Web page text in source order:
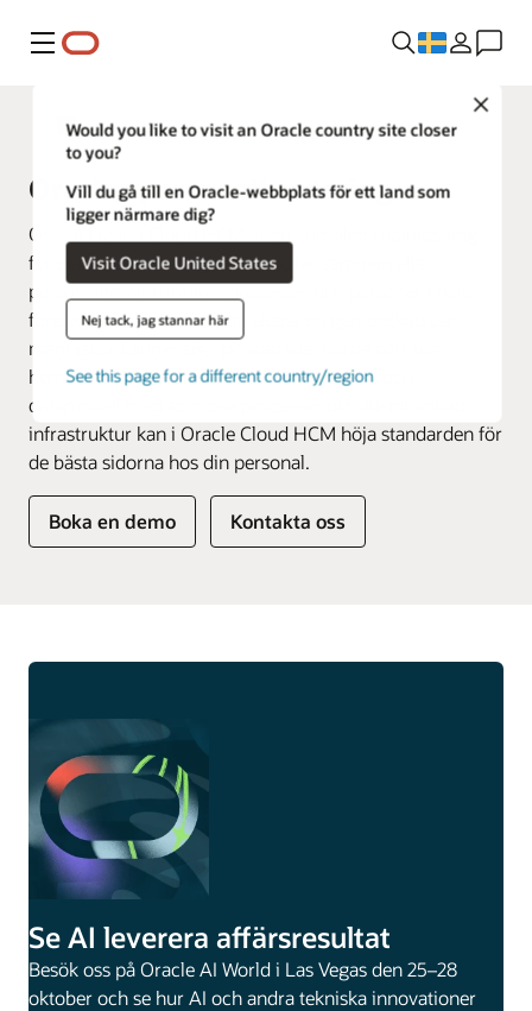
Meny
Close
Would you like to visit an Oracle country site closer
to you?
Vill du gå till en Oracle-webbplats för ett land som
ligger närmare dig?
Visit Oracle United States
Nej tack, jag stannar här
See this page for a different country/region
Fusion Applications
Oracles personalhantering
Oracle Fusion Cloud HCM är en komplett molnlösning
för personalhantering som kopplar samman alla
personaladministrationsprocesser och personer i hela
företaget. Vi hjälper dig att skapa en gemenskap där
människor känner sig uppskattade, hörda och som
hemma. Med en enda användarupplevelse och
datamodell med sömlösa processer och AI-inbäddad
infrastruktur kan i Oracle Cloud HCM höja standarden för
de bästa sidorna hos din personal.
Boka en demo Kontakta oss
Se AI leverera affärsresultat
Besök oss på Oracle AI World i Las Vegas den 25–28
oktober och se hur AI och andra tekniska innovationer